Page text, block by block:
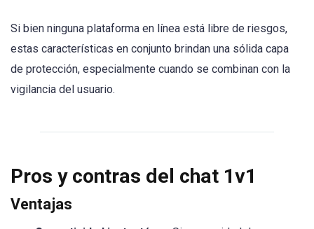
Si bien ninguna plataforma en línea está libre de riesgos,
estas características en conjunto brindan una sólida capa
de protección, especialmente cuando se combinan con la
vigilancia del usuario.
Pros y contras del chat 1v1
Ventajas